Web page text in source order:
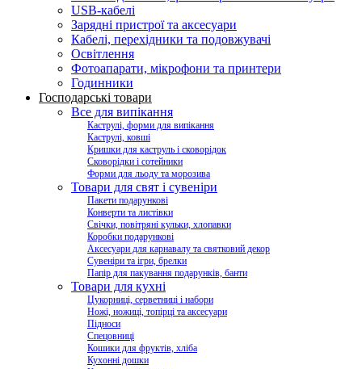
USB-кабелі
Зарядні пристрої та аксесуари
Кабелі, перехідники та подовжувачі
Освітлення
Фотоапарати, мікрофони та принтери
Годинники
Господарські товари
Все для випікання
Каструлі, форми для випікання
Каструлі, ковші
Кришки для каструль і сковорідок
Сковорідки і сотейники
Форми для льоду та морозива
Товари для свят і сувеніри
Пакети подарункові
Конверти та листівки
Свічки, повітряні кульки, хлопавки
Коробки подарункові
Аксесуари для карнавалу та святковий декор
Сувеніри та ігри, брелки
Папір для пакування подарунків, банти
Товари для кухні
Цукорниці, серветниці і набори
Ножі, ножиці, топірці та аксесуари
Підноси
Спецовниці
Кошики для фруктів, хліба
Кухонні дошки